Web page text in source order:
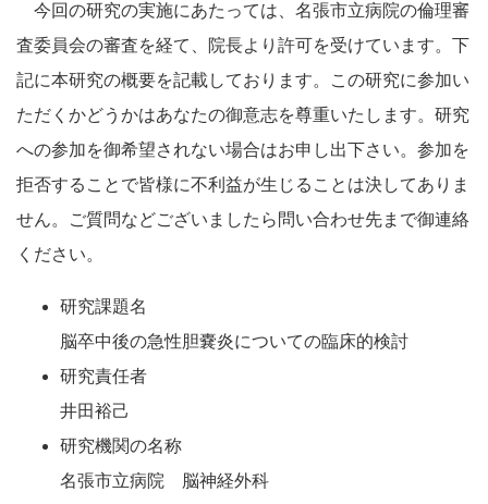
今回の研究の実施にあたっては、名張市立病院の倫理審
査委員会の審査を経て、院長より許可を受けています。下
記に本研究の概要を記載しております。この研究に参加い
ただくかどうかはあなたの御意志を尊重いたします。研究
への参加を御希望されない場合はお申し出下さい。参加を
拒否することで皆様に不利益が生じることは決してありま
せん。ご質問などございましたら問い合わせ先まで御連絡
ください。
研究課題名
脳卒中後の急性胆嚢炎についての臨床的検討
研究責任者
井田裕己
研究機関の名称
名張市立病院 脳神経外科